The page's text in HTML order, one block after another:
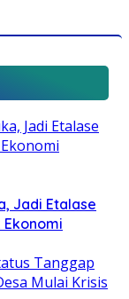
Jadi Etalase